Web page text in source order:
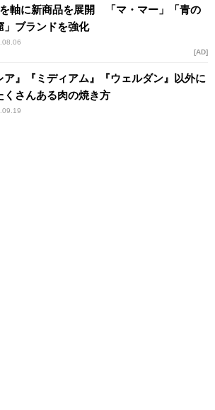
軸に新商品を展開 「マ・マー」「青の
」ブランドを強化
AD
ア』『ミディアム』『ウェルダン』以外に
くさんある肉の焼き方